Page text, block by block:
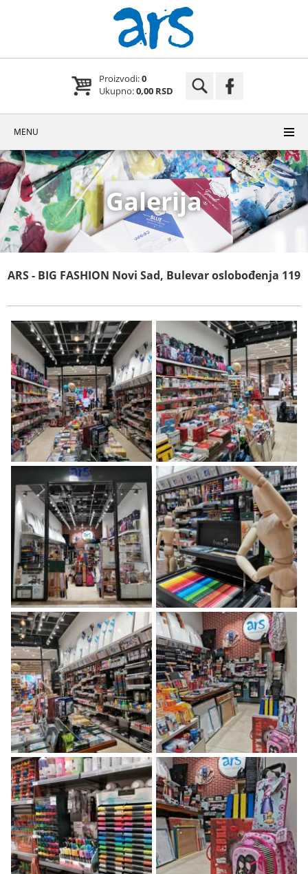
Proizvodi:0
Ukupno:0,00 RSD
MENU
Galerija
ARS - BIG FASHION Novi Sad, Bulevar oslobođenja 119